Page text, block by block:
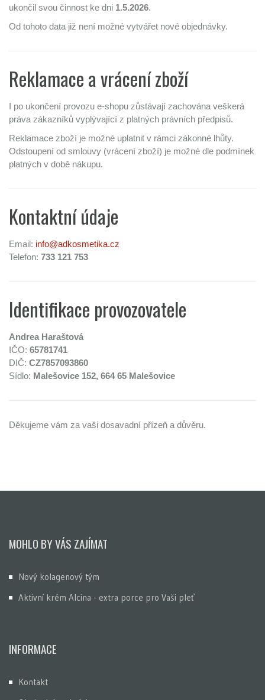
ukončil svou činnost ke dni 1.5.2026.
Od tohoto data již není možné vytvářet nové objednávky.
Reklamace a vrácení zboží
I po ukončení provozu e-shopu zůstávají zachována veškerá
práva zákazníků vyplývající z platných právních předpisů.
Reklamace zboží je možné uplatnit v rámci zákonné lhůty.
Odstoupení od smlouvy (vrácení zboží) je možné dle podmínek
platných v době nákupu.
Kontaktní údaje
Email: info@adkosmetika.cz
Telefon: 733 121 753
Identifikace provozovatele
Andrea Haraštová
IČO: 65781741
DIČ: CZ7857093860
Sídlo: Malešovice 152, 664 65 Malešovice
Děkujeme vám za vaši dosavadní přízeň a důvěru.
MOHLO BY VÁS ZAJÍMAT
Nový kolagenový tým
Aktivní krém Alcina - extra porce pro Vaši pleť
INFORMACE
Kontakt